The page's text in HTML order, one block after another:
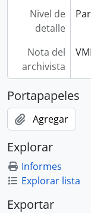
Nivel de
detalle
Nota del
archivista
Portapapeles
Agregar
Explorar
Informes
Explorar lista
Exportar